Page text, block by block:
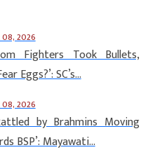
2026
Fighters Took Bullets,
Eggs?’: SC’s...
2026
by Brahmins Moving
BSP’: Mayawati...